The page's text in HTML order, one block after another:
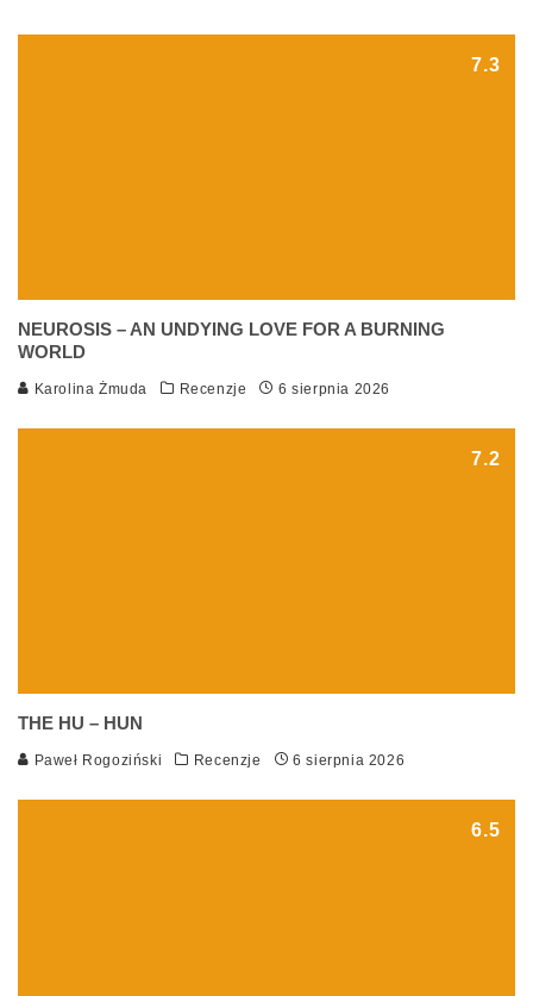
7.3
NEUROSIS – AN UNDYING LOVE FOR A BURNING
WORLD
Karolina Żmuda Recenzje 6 sierpnia 2026
7.2
THE HU – HUN
Paweł Rogoziński Recenzje 6 sierpnia 2026
6.5